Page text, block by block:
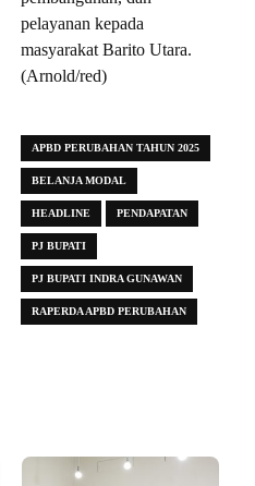
pelayanan kepada
masyarakat Barito Utara.
(Arnold/red)
APBD PERUBAHAN TAHUN 2025
BELANJA MODAL
HEADLINE PENDAPATAN
PJ BUPATI
PJ BUPATI INDRA GUNAWAN
RAPERDA APBD PERUBAHAN